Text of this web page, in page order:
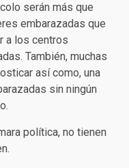
serán más que
embarazadas que
a los centros
También, muchas
así como, una
sin ningún
política, no tienen